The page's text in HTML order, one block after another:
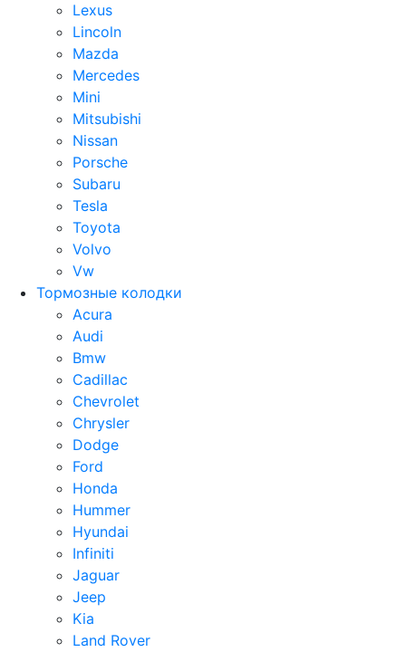
Lexus
Lincoln
Mazda
Mercedes
Mini
Mitsubishi
Nissan
Porsche
Subaru
Tesla
Toyota
Volvo
Vw
Тормозные колодки
Acura
Audi
Bmw
Cadillac
Chevrolet
Chrysler
Dodge
Ford
Honda
Hummer
Hyundai
Infiniti
Jaguar
Jeep
Kia
Land Rover